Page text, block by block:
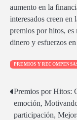
aumento en la
interesados creen
premios por hitos, es
dinero y esfuerzos
PREMIOS Y
Post
navigation
Premios por Hitos:
emoción,
participación,